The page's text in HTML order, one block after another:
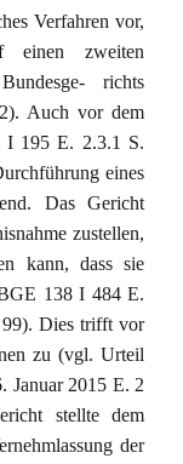
Verfahren vor,
zweiten
richts
Auch vor dem
I 195 E. 2.3.1 S.
eines
Das Gericht
zustellen,
kann, dass sie
138 I 484 E.
Dies trifft vor
zu (vgl. Urteil
Januar 2015 E. 2
stellte dem
der